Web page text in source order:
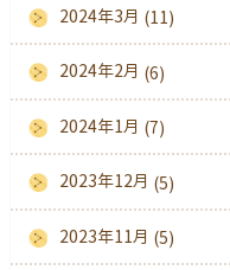
2024年3月 (11)
2024年2月 (6)
2024年1月 (7)
2023年12月 (5)
2023年11月 (5)